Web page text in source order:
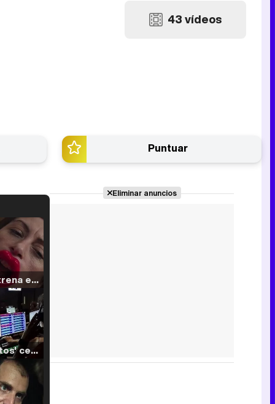
43 vídeos
Puntuar
Filmin estrena el tráiler de 'Millennial Mal', su nueva comedia universitaria de la mano de Lorena Iglesias
'120 Minutos' celebra sus 2.000 programas en Telemadrid con un vídeo del día a día en la redacción
Eliminar anuncios